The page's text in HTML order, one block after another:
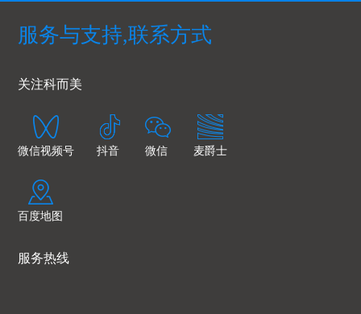
服务与支持,联系方式
关注科而美
微信视频号 抖音 微信 麦爵士
百度地图
服务热线